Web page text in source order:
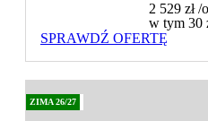
2 529 zł/
w tym 30
SPRAWDŹ OFERTĘ
ZIMA 26/27